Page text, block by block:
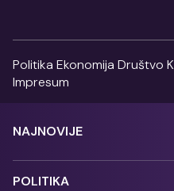
Politika Ekonomija Društvo
Impresum
NAJNOVIJE
POLITIKA